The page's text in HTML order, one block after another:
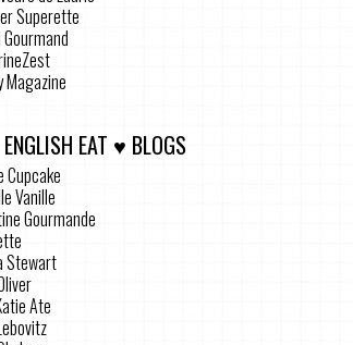
Superette
Magazine
ENGLISH EAT ♥ BLOGS
Cupcake
Vanille
Gourmande
Stewart
Ate